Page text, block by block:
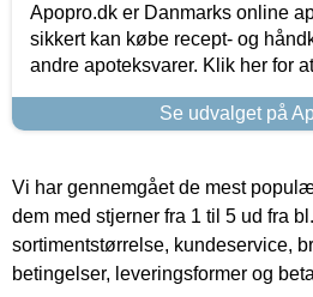
Apopro.dk er Danmarks online
sikkert kan købe recept- og
andre apoteksvarer. Klik her for
Se udvalget på
Vi har gennemgået de mest
dem med stjerner fra 1 til 5 ud fra
sortimentstørrelse, kundeservice,
betingelser, leveringsformer og